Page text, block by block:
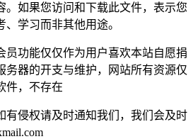
。如果您访问和下载此文件，表示您
学习而非其他用途。
员功能仅仅作为用户喜欢本站自愿捐
务器的开支与维护，网站所有资源仅
件，不存在
有侵权请及时通知我们，我们会及时